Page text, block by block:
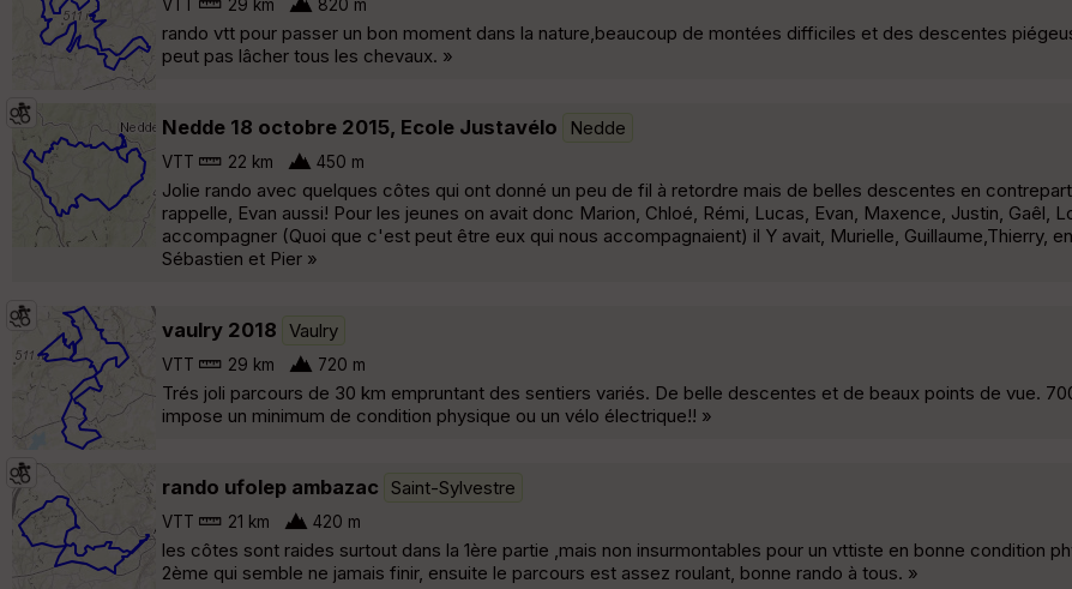
VTT 29 km 820 m
rando vtt pour passer un bon moment dans la nature,beaucoup de montées difficiles et des descentes
peut pas lâcher tous les chevaux. »
Nedde 18 octobre 2015, Ecole Justavélo Nedde
VTT 22 km 450 m
Jolie rando avec quelques côtes qui ont donné un peu de fil à retordre mais de belles descentes en
rappelle, Evan aussi! Pour les jeunes on avait donc Marion, Chloé, Rémi, Lucas, Evan, Maxence, Justin, Gaêl,
accompagner (Quoi que c'est peut être eux qui nous accompagnaient) il Y avait, Murielle, Guillaume,Thierry,
Sébastien et Pier »
vaulry 2018 Vaulry
VTT 29 km 720 m
Trés joli parcours de 30 km empruntant des sentiers variés. De belle descentes et de beaux points de vue.
impose un minimum de condition physique ou un vélo électrique!! »
rando ufolep ambazac Saint-Sylvestre
VTT 21 km 420 m
les côtes sont raides surtout dans la 1ère partie ,mais non insurmontables pour un vttiste en bonne condition
2ème qui semble ne jamais finir, ensuite le parcours est assez roulant, bonne rando à tous. »